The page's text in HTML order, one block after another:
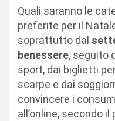
Quali saranno le
preferite per il
soprattutto dal
benessere, seguito
sport, dai biglietti
scarpe e dai
convincere i
all’online, secondo